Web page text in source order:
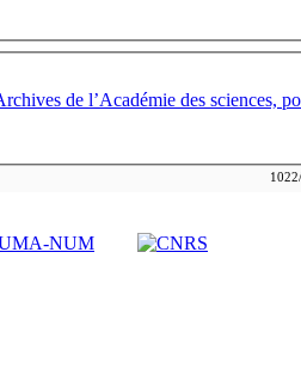
de l’Académie des sciences,